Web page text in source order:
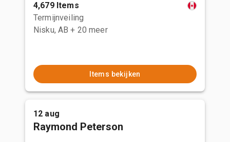
4,679 Items
Termijnveiling
Nisku, AB + 20 meer
Items bekijken
12 aug
Raymond Peterson